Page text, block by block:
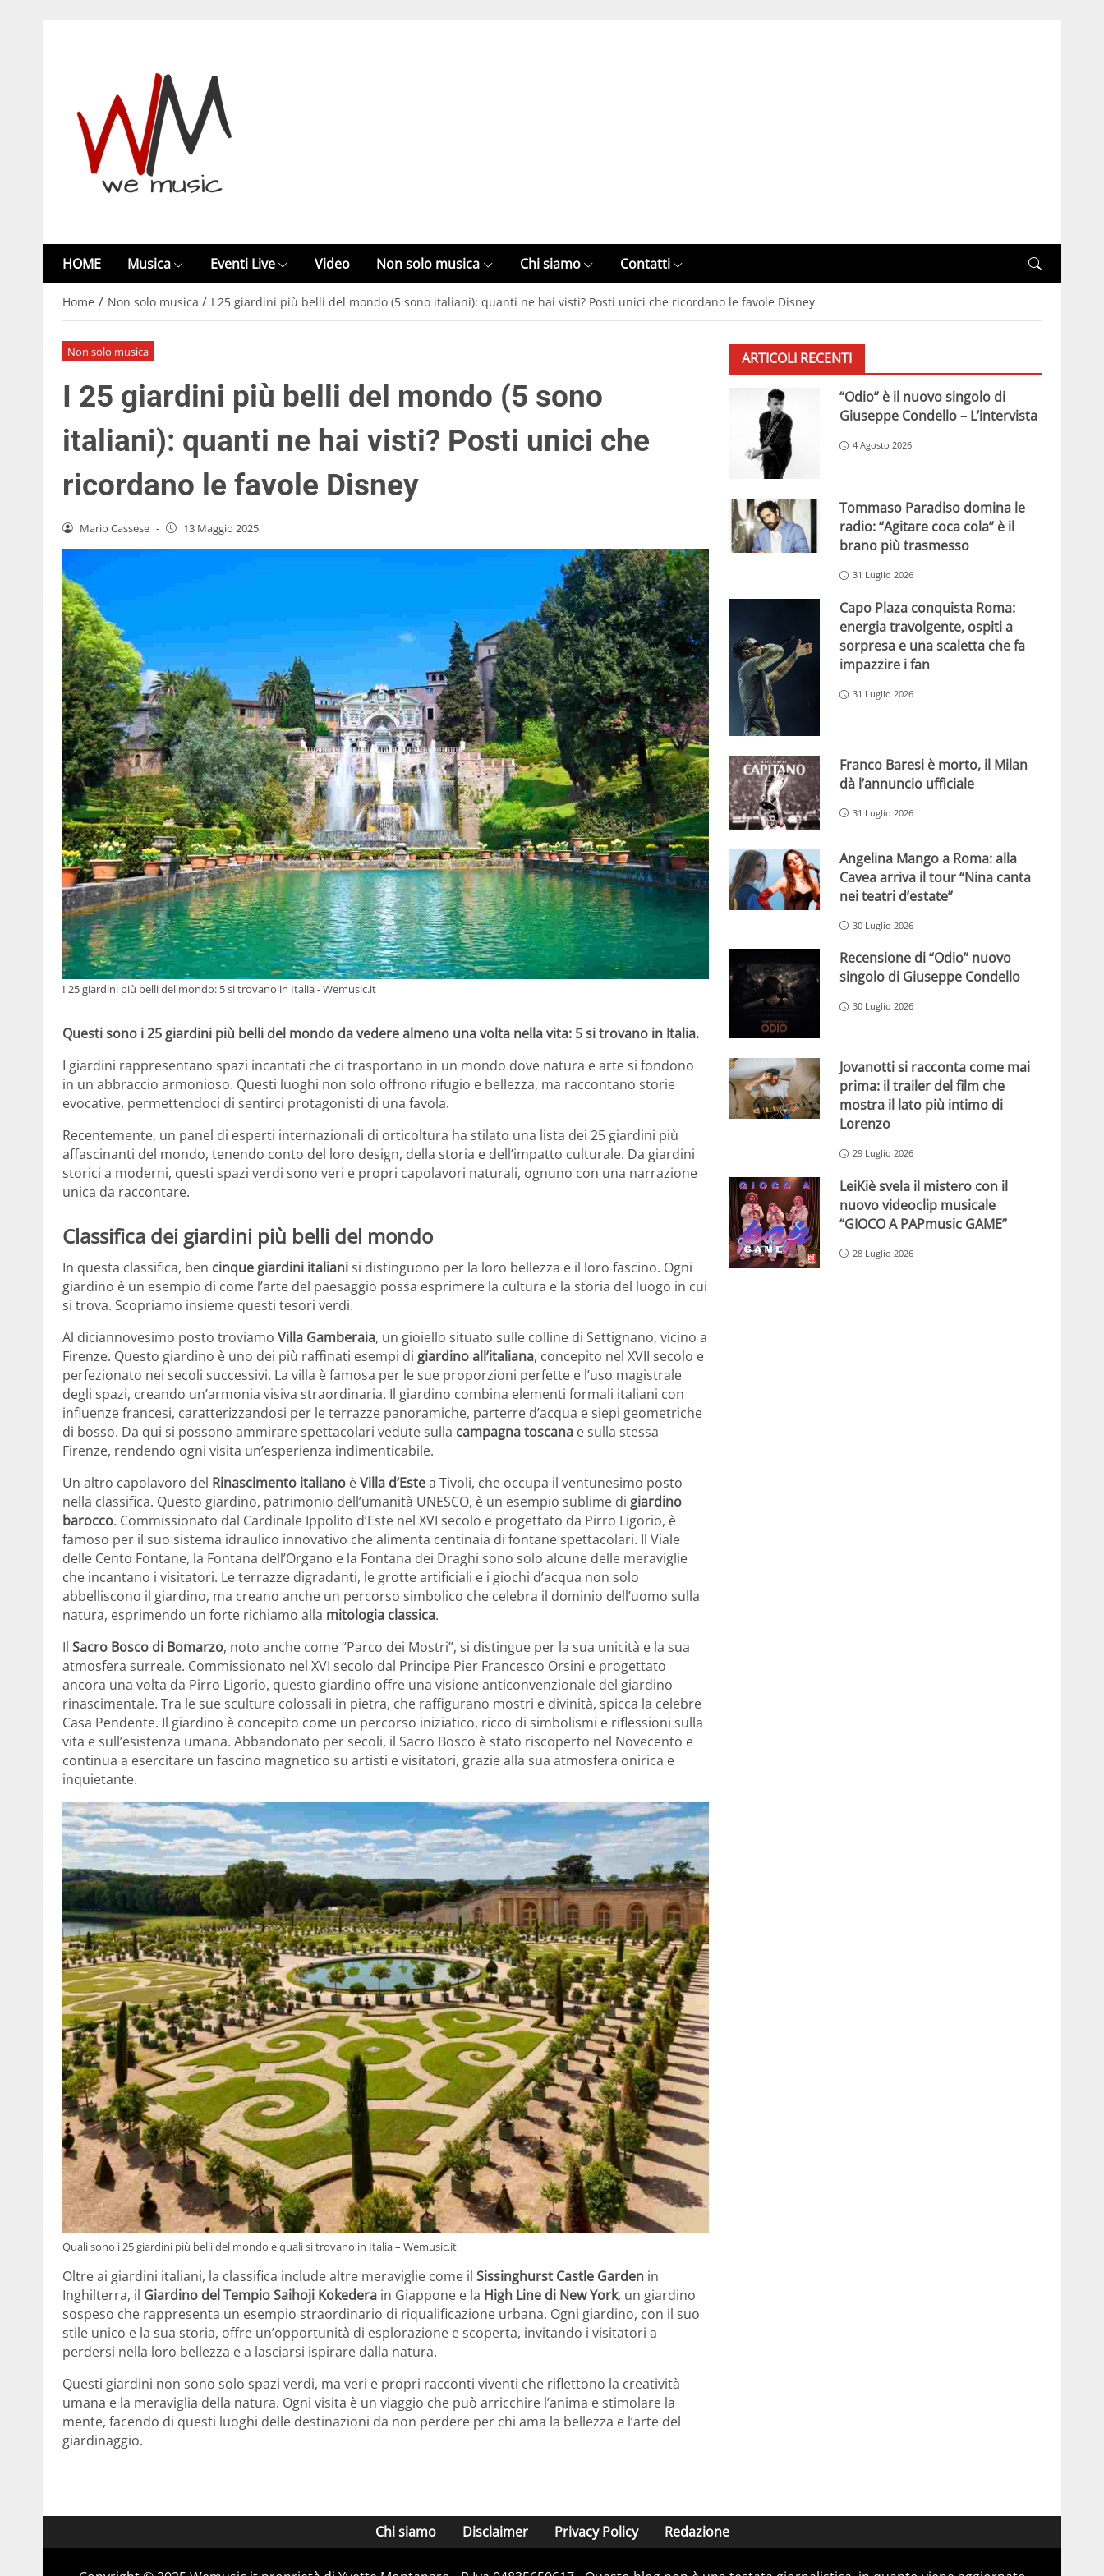
HOME Musica Eventi Live Video Non solo musica Chi siamo Contatti
Home / Non solo musica / I 25 giardini più belli del mondo (5 sono italiani): quanti ne hai visti? Posti unici che ricordano le favole Disney
Non solo musica
I 25 giardini più belli del mondo (5 sono
italiani): quanti ne hai visti? Posti unici che
ricordano le favole Disney
Mario Cassese - 13 Maggio 2025
I 25 giardini più belli del mondo: 5 si trovano in Italia - Wemusic.it
Questi sono i 25 giardini più belli del mondo da vedere almeno una volta nella vita: 5 si trovano in Italia.
I giardini rappresentano spazi incantati che ci trasportano in un mondo dove natura e arte si fondono
in un abbraccio armonioso. Questi luoghi non solo offrono rifugio e bellezza, ma raccontano storie
evocative, permettendoci di sentirci protagonisti di una favola.
Recentemente, un panel di esperti internazionali di orticoltura ha stilato una lista dei 25 giardini più
affascinanti del mondo, tenendo conto del loro design, della storia e dell’impatto culturale. Da giardini
storici a moderni, questi spazi verdi sono veri e propri capolavori naturali, ognuno con una narrazione
unica da raccontare.
Classifica dei giardini più belli del mondo
In questa classifica, ben cinque giardini italianisi distinguono per la loro bellezza e il loro fascino. Ogni
giardino è un esempio di come l’arte del paesaggio possa esprimere la cultura e la storia del luogo in cui
si trova. Scopriamo insieme questi tesori verdi.
Al diciannovesimo posto troviamo Villa Gamberaia, un gioiello situato sulle colline di Settignano, vicino a
Firenze. Questo giardino è uno dei più raffinati esempi di giardino all’italiana, concepito nel XVII secolo e
perfezionato nei secoli successivi. La villa è famosa per le sue proporzioni perfette e l’uso magistrale
degli spazi, creando un’armonia visiva straordinaria. Il giardino combina elementi formali italiani con
influenze francesi, caratterizzandosi per le terrazze panoramiche, parterre d’acqua e siepi geometriche
di bosso. Da qui si possono ammirare spettacolari vedute sulla campagna toscana e sulla stessa
Firenze, rendendo ogni visita un’esperienza indimenticabile.
Un altro capolavoro del Rinascimento italiano èVilla d’Estea Tivoli, che occupa il ventunesimo posto
nella classifica. Questo giardino, patrimonio dell’umanità UNESCO, è un esempio sublime di giardino
barocco. Commissionato dal Cardinale Ippolito d’Este nel XVI secolo e progettato da Pirro Ligorio, è
famoso per il suo sistema idraulico innovativo che alimenta centinaia di fontane spettacolari. Il Viale
delle Cento Fontane, la Fontana dell’Organo e la Fontana dei Draghi sono solo alcune delle meraviglie
che incantano i visitatori. Le terrazze digradanti, le grotte artificiali e i giochi d’acqua non solo
abbelliscono il giardino, ma creano anche un percorso simbolico che celebra il dominio dell’uomo sulla
natura, esprimendo un forte richiamo alla mitologia classica.
Il Sacro Bosco di Bomarzo, noto anche come “Parco dei Mostri”, si distingue per la sua unicità e la sua
atmosfera surreale. Commissionato nel XVI secolo dal Principe Pier Francesco Orsini e progettato
ancora una volta da Pirro Ligorio, questo giardino offre una visione anticonvenzionale del giardino
rinascimentale. Tra le sue sculture colossali in pietra, che raffigurano mostri e divinità, spicca la celebre
Casa Pendente. Il giardino è concepito come un percorso iniziatico, ricco di simbolismi e riflessioni sulla
vita e sull’esistenza umana. Abbandonato per secoli, il Sacro Bosco è stato riscoperto nel Novecento e
continua a esercitare un fascino magnetico su artisti e visitatori, grazie alla sua atmosfera onirica e
inquietante.
Quali sono i 25 giardini più belli del mondo e quali si trovano in Italia – Wemusic.it
Oltre ai giardini italiani, la classifica include altre meraviglie come il Sissinghurst Castle Garden in
Inghilterra, il Giardino del Tempio Saihoji Kokedera in Giappone e la High Line di New York, un giardino
sospeso che rappresenta un esempio straordinario di riqualificazione urbana. Ogni giardino, con il suo
stile unico e la sua storia, offre un’opportunità di esplorazione e scoperta, invitando i visitatori a
perdersi nella loro bellezza e a lasciarsi ispirare dalla natura.
Questi giardini non sono solo spazi verdi, ma veri e propri racconti viventi che riflettono la creatività
umana e la meraviglia della natura. Ogni visita è un viaggio che può arricchire l’anima e stimolare la
mente, facendo di questi luoghi delle destinazioni da non perdere per chi ama la bellezza e l’arte del
giardinaggio.
ARTICOLI RECENTI
“Odio” è il nuovo singolo di
Giuseppe Condello – L’intervista
4 Agosto 2026
Tommaso Paradiso domina le
radio: “Agitare coca cola” è il
brano più trasmesso
31 Luglio 2026
Capo Plaza conquista Roma:
energia travolgente, ospiti a
sorpresa e una scaletta che fa
impazzire i fan
31 Luglio 2026
Franco Baresi è morto, il Milan
dà l’annuncio ufficiale
31 Luglio 2026
Angelina Mango a Roma: alla
Cavea arriva il tour “Nina canta
nei teatri d’estate”
30 Luglio 2026
Recensione di “Odio” nuovo
singolo di Giuseppe Condello
30 Luglio 2026
Jovanotti si racconta come mai
prima: il trailer del film che
mostra il lato più intimo di
Lorenzo
29 Luglio 2026
LeiKiè svela il mistero con il
nuovo videoclip musicale
“GIOCO A PAPmusic GAME”
28 Luglio 2026
Chi siamo Disclaimer Privacy Policy Redazione